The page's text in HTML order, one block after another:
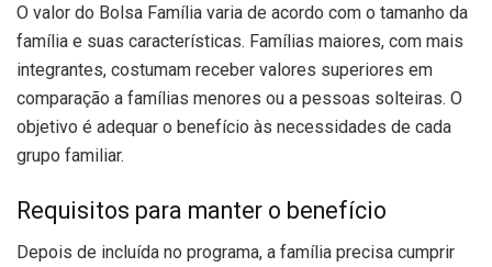
O valor do Bolsa Família varia de acordo com o tamanho da
família e suas características. Famílias maiores, com mais
integrantes, costumam receber valores superiores em
comparação a famílias menores ou a pessoas solteiras. O
objetivo é adequar o benefício às necessidades de cada
grupo familiar.
Requisitos para manter o benefício
Depois de incluída no programa, a família precisa cumprir